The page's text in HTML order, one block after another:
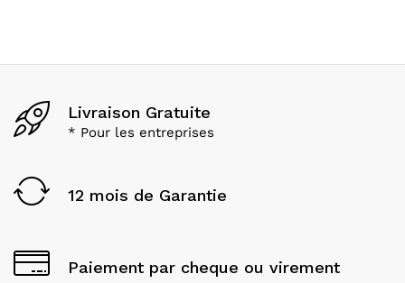
Livraison Gratuite
* Pour les entreprises
12 mois de Garantie
Paiement par cheque ou virement